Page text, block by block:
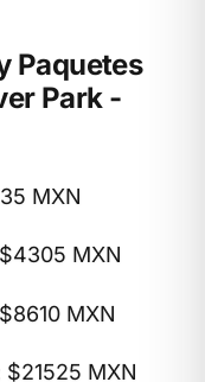
Paquetes
Park -
MXN
MXN
MXN
$21525 MXN